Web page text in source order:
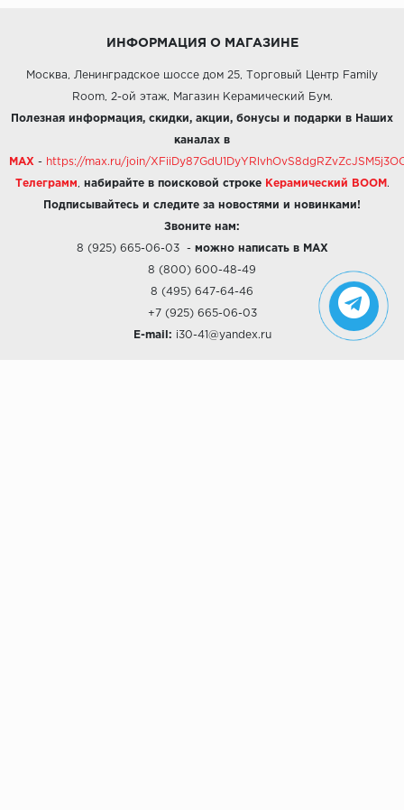
ИНФОРМАЦИЯ О МАГАЗИНЕ
Москва, Ленинградское шоссе дом 25, Торговый Центр Family
Room, 2-ой этаж, Магазин Керамический Бум.
Полезная информация, скидки, акции, бонусы и подарки в Наших
каналах в
MAX - https://max.ru/join/
Телеграмм набирайте в поисковой строке Керамический BOOM .
Подписывайтесь и следите за новостями и новинками!
Звоните нам:
8 (925) 665-06-03- можно написать в MAX
8 (800) 600-48-49
8 (495) 647-64-46
+7 (925) 665-06-03
E-mail: i30-41@yandex.ru